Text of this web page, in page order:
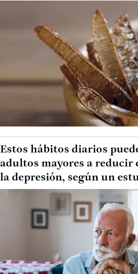
Estos hábitos diarios
adultos mayores a reducir
la depresión, según un